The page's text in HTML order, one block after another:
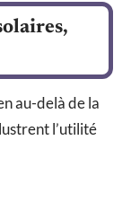
au-delà de la
l’utilité